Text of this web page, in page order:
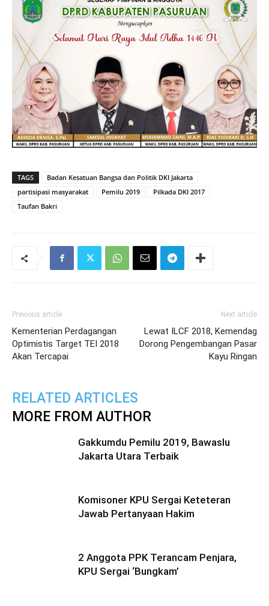
TAGS
Badan Kesatuan Bangsa dan Politik DKI Jakarta
partisipasi masyarakat
Pemilu 2019
Pilkada DKI 2017
Taufan Bakri
Previous article
Kementerian Perdagangan
Optimistis Target TEI 2018
Akan Tercapai
Next article
Lewat ILCF 2018, Kemendag
Dorong Pengembangan Pasar
Kayu Ringan
RELATED ARTICLES
MORE FROM AUTHOR
Gakkumdu Pemilu 2019, Bawaslu
Jakarta Utara Terbaik
Komisoner KPU Sergai Keteteran
Jawab Pertanyaan Hakim
2 Anggota PPK Terancam Penjara,
KPU Sergai ‘Bungkam’